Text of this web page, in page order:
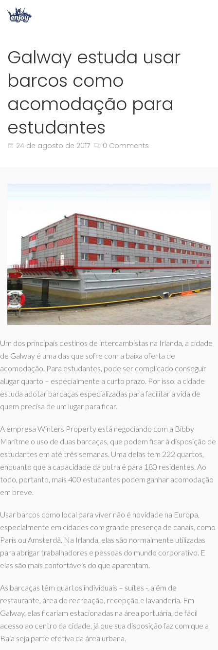
Galway estuda usar
barcos como
acomodação para
estudantes
24 de agosto de 2017 0 Comments
Um dos principais destinos de intercambistas na Irlanda, a cidade
de Galway é uma das que sofre com a baixa oferta de
acomodação. Para estudantes, pode ser complicado conseguir
alugar quarto – especialmente a curto prazo. Por isso, a cidade
estuda adotar barcaças especializadas para facilitar a vida de
quem precisa de um lugar para ficar.
A empresa Winters Property está negociando com a Bibby
Maritme o uso de duas barcaças, que podem ficar à disposição de
estudantes em até três semanas. Uma delas tem 222 quartos,
enquanto que a capacidade da outra é para 180 residentes. Ao
todo, portanto, mais 400 estudantes podem ganhar acomodação
em breve.
Usar barcos como local para viver não é novidade na Europa,
especialmente em cidades com grande presença de canais, como
Paris ou Amsterdã. Na Irlanda, elas são normalmente utilizadas
para abrigar trabalhadores e pessoas do mundo corporativo. E
elas são mais confortáveis do que aparentam.
As barcaças têm quartos individuais – suítes -, além de
restaurante, área de recreação, recepção e lavanderia. Em
Galway, elas ficariam estacionadas na área portuária, de fácil
acesso ao centro da cidade, já que sua disposição faz com que a
Baía seja parte efetiva da área urbana.